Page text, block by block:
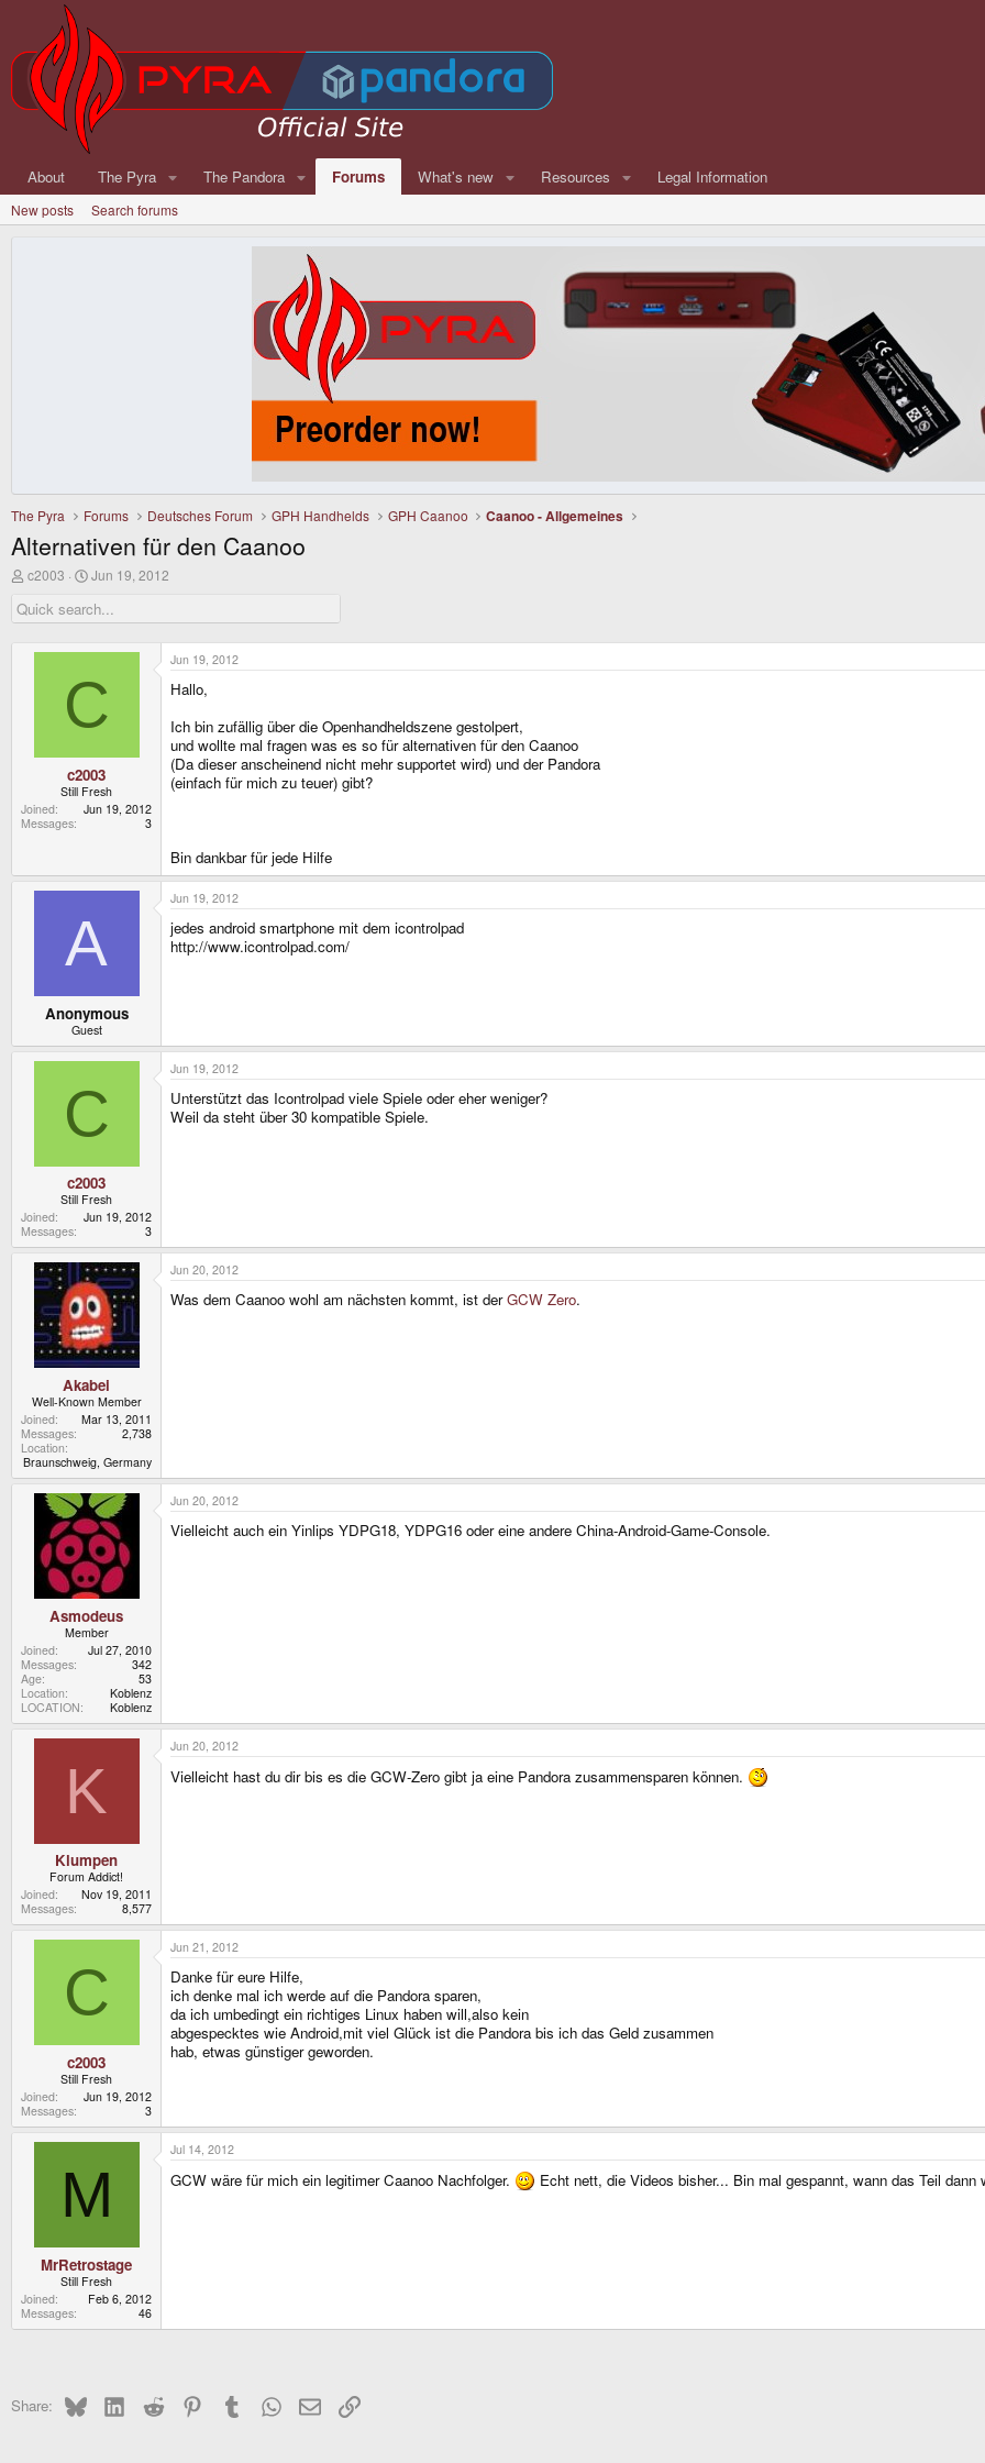
About The Pyra The Pandora Forums What's new Resources Legal Information
New posts Search forums
The Pyra Forums Deutsches Forum GPH Handhelds GPH Caanoo Caanoo - Allgemeines
Alternativen für den Caanoo
T
r
e
c2003
S
a
r
d
t
Jun 19, 2012
C
c2003
Still Fresh
Joined
Jun 19, 2012
Messages
3
Jun 19, 2012
Hallo,
Ich bin zufällig über die Openhandheldszene gestolpert,
und wollte mal fragen was es so für alternativen für den Caanoo
(Da dieser anscheinend nicht mehr supportet wird) und der Pandora
(einfach für mich zu teuer) gibt?
Bin dankbar für jede Hilfe
A
Anonymous
Guest
Jun 19, 2012
jedes android smartphone mit dem icontrolpad
http://www.icontrolpad.com/
C
c2003
Still Fresh
Joined
Jun 19, 2012
Messages
3
Jun 19, 2012
Unterstützt das Icontrolpad viele Spiele oder eher weniger?
Weil da steht über 30 kompatible Spiele.
Akabei
Well-Known Member
Joined
Mar 13, 2011
Messages
2,738
Location
Braunschweig, Germany
Jun 20, 2012
Was dem Caanoo wohl am nächsten kommt, ist derGCW Zero.
Asmodeus
Member
Joined
Jul 27, 2010
Messages
342
Age
53
Location
Koblenz
LOCATION
Koblenz
Jun 20, 2012
Vielleicht auch ein Yinlips YDPG18, YDPG16 oder eine andere China-Android-Game-Console.
K
Klumpen
Forum Addict!
Joined
Nov 19, 2011
Messages
8,577
Jun 20, 2012
Vielleicht hast du dir bis es die GCW-Zero gibt ja eine Pandora zusammensparen können.
C
c2003
Still Fresh
Joined
Jun 19, 2012
Messages
3
Jun 21, 2012
Danke für eure Hilfe,
ich denke mal ich werde auf die Pandora sparen,
da ich umbedingt ein richtiges Linux haben will,also kein
abgespecktes wie Android,mit viel Glück ist die Pandora bis ich das Geld zusammen
hab, etwas günstiger geworden.
M
MrRetrostage
Still Fresh
Joined
Feb 6, 2012
Messages
46
Jul 14, 2012
GCW wäre für mich ein legitimer Caanoo Nachfolger. Echt nett, die Videos bisher... Bin mal gespannt, wann das Teil dann
Share: Bluesky LinkedInReddit PinterestTumblrWhatsApp
EmailLink